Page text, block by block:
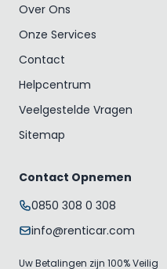
Over Ons
Onze Services
Contact
Helpcentrum
Veelgestelde Vragen
Sitemap
Contact Opnemen
0850 308 0 308
info@renticar.com
Uw Betalingen zijn 100% Veilig